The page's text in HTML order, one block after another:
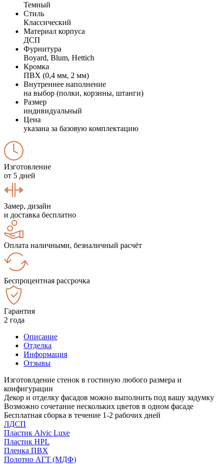
Темный
Стиль
Классический
Материал корпуса
ДСП
Фурнитура
Boyard, Blum, Hettich
Кромка
ПВХ (0,4 мм, 2 мм)
Внутреннее наполнение
на выбор (полки, корзины, штанги)
Размер
индивидуальный
Цена
указана за базовую комплектацию
Изготовление
от 5 дней
Замер, дизайн
и доставка бесплатно
Оплата наличными, безналичный расчёт
Беспроцентная рассрочка
Гарантия
2 года
Описание
Отделка
Информация
Отзывы
Изготовлдение стенок в гостиную любого размера и
конфигурации
Декор и отделку фасадов можно выполнить под вашу задумку
Возможно сочетание нескольких цветов в одном фасаде
Бесплатная сборка в течение 1-2 рабочих дней
ЛДСП
Пластик Alvic Luxe
Пластик HPL
Пленка ПВХ
Полотно АГТ (МДФ)